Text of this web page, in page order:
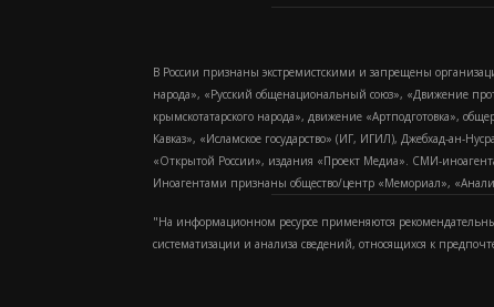
В России признаны экстремистскими и запрещены
народа», «Русский общенациональный союз», «Движение
крымскотатарского народа», движение «Артподготовка»,
Кавказ», «Исламское государство» (ИГ, ИГИЛ), Джебхад-ан-
«Открытой России», издания «Проект Медиа». СМИ-
Иноагентами признаны общество/центр «Мемориал»,
"На информационном ресурсе применяются
систематизации и анализа сведений, относящихся к